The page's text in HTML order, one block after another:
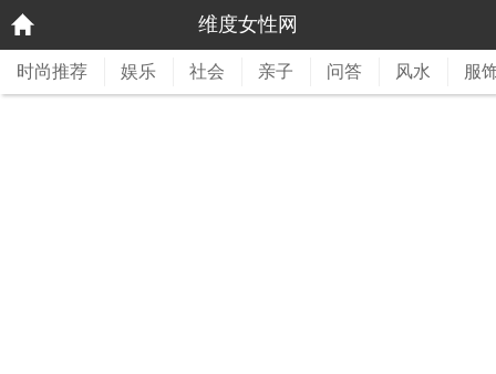
维度女性网
时尚推荐 娱乐 社会 亲子 问答 风水 服